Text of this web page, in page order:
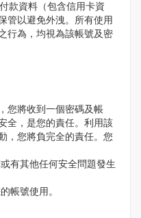
款資料（包含信用卡資
管以避免外洩。所有使用
行為，均視為該帳號及密
您將收到一個密碼及帳
全，是您的責任。利用該
，您將負完全的責任。您
有其他任何安全問題發生
帳號使用。